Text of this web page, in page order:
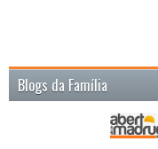
Blogs da Família